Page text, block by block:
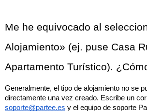
Me he equivocado al
Alojamiento» (ej. puse Casa
Apartamento Turístico).
Generalmente, el tipo de alojamiento no se
soporte@partee.es y el equipo de soporte